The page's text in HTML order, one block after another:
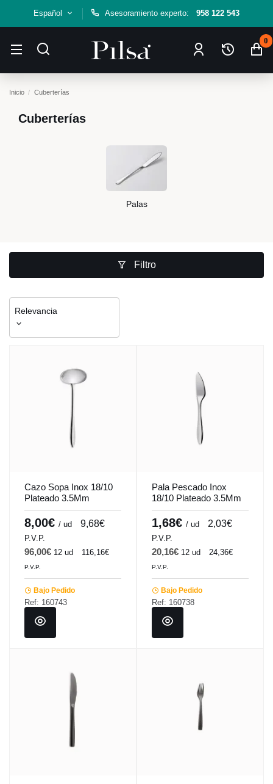
Español Asesoramiento experto: 958 122 543
0
Inicio Cuberterías
Cuberterías
Palas
Filtro
Relevancia
Cazo Sopa Inox 18/10
Plateado 3.5Mm
Espesor Online Comas
8,00€ / ud 9,68€
P.V.P.
96,00€ 12 ud 116,16€
P.V.P.
Bajo Pedido
Ref: 160743
Pala Pescado Inox
18/10 Plateado 3.5Mm
Espesor Online Comas
1,68€ / ud 2,03€
P.V.P.
20,16€ 12 ud 24,36€
P.V.P.
Bajo Pedido
Ref: 160738